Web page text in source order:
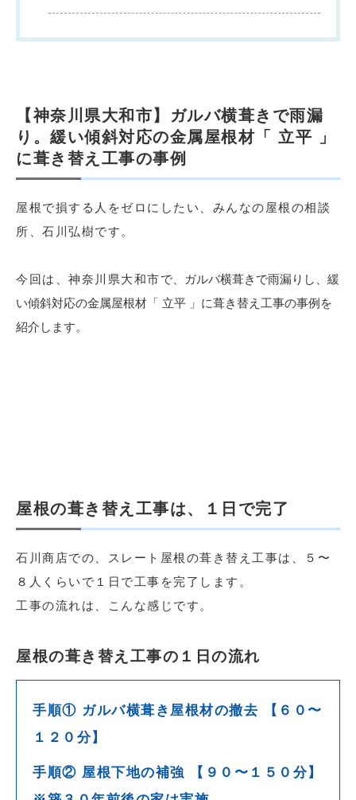
【神奈川県大和市】ガルバ横葺きで雨漏
り。緩い傾斜対応の金属屋根材「 立平 」
に葺き替え工事の事例
屋根で損する人をゼロにしたい、みんなの屋根の相談
所、石川弘樹です。
今回は、神奈川県大和市で、ガルバ横葺きで雨漏りし、緩
い傾斜対応の金属屋根材「 立平 」に葺き替え工事の事例を
紹介します。
屋根の葺き替え工事は、１日で完了
石川商店での、スレート屋根の葺き替え工事は、５〜
８人くらいで１日で工事を完了します。
工事の流れは、こんな感じです。
屋根の葺き替え工事の１日の流れ
手順① ガルバ横葺き屋根材の撤去 【６０〜
１２０分】
手順② 屋根下地の補強 【９０〜１５０分】